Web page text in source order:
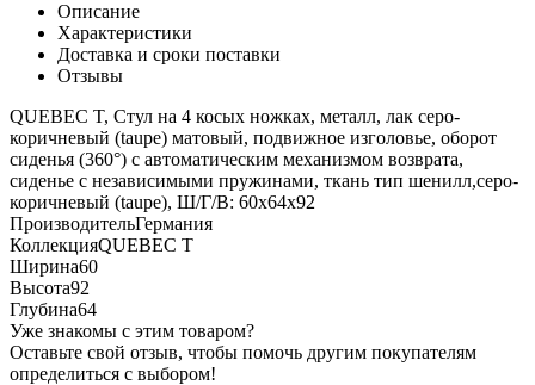
Описание
Характеристики
Доставка и сроки поставки
Отзывы
QUEBEC T, Стул на 4 косых ножках, металл, лак серо-
коричневый (taupe) матовый, подвижное изголовье, оборот
сиденья (360°) с автоматическим механизмом возврата,
сиденье с независимыми пружинами, ткань тип шенилл,серо-
коричневый (taupe), Ш/Г/В: 60х64х92
ПроизводительГермания
КоллекцияQUEBEC T
Ширина60
Высота92
Глубина64
Уже знакомы с этим товаром?
Оставьте свой отзыв, чтобы помочь другим покупателям
определиться с выбором!